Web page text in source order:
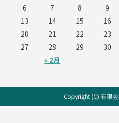
« 2月
6
7 8 9
13
14 15 16
20
21 22 23
27
28 29 30
Copyright (C) 有限